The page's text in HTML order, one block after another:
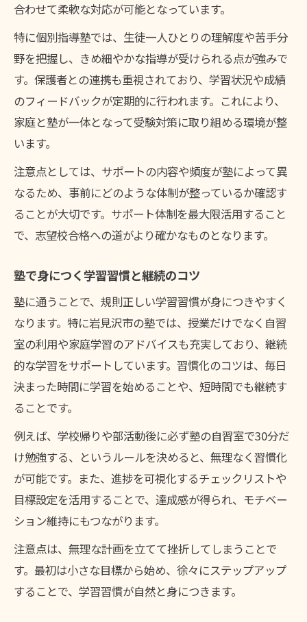
合わせて柔軟な対応が可能となっています。
特に個別指導塾では、生徒一人ひとりの理解度や苦手分
野を把握し、きめ細やかな指導が受けられる点が強みで
す。保護者との連携も重視されており、学習状況や成績
のフィードバックが定期的に行われます。これにより、
家庭と塾が一体となって受験対策に取り組める環境が整
います。
注意点としては、サポートの内容や頻度が塾によって異
なるため、事前にどのような体制が整っているか確認す
ることが大切です。サポート体制を最大限活用すること
で、志望校合格への道がより確かなものとなります。
塾で身につく学習習慣と継続のコツ
塾に通うことで、規則正しい学習習慣が身につきやすく
なります。特に岩見沢市の塾では、授業だけでなく自習
室の利用や家庭学習のアドバイスも充実しており、継続
的な学習をサポートしています。習慣化のコツは、毎日
決まった時間に学習を始めることや、短時間でも継続す
ることです。
例えば、学校帰りや部活動後に必ず塾の自習室で30分だ
け勉強する、というルールを決めると、無理なく習慣化
が可能です。また、進捗を可視化するチェックリストや
目標設定を活用することで、達成感が得られ、モチベー
ション維持にもつながります。
注意点は、無理な計画を立てて挫折してしまうことで
す。最初は小さな目標から始め、徐々にステップアップ
することで、学習習慣が自然と身につきます。